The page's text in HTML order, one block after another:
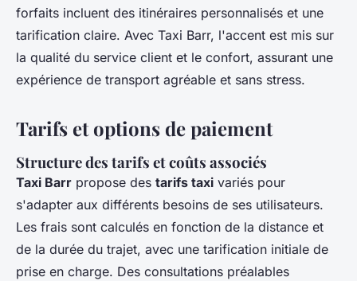
forfaits incluent des itinéraires personnalisés et une
tarification claire. Avec Taxi Barr, l'accent est mis sur
la qualité du service client et le confort, assurant une
expérience de transport agréable et sans stress.
Tarifs et options de paiement
Structure des tarifs et coûts associés
Taxi Barr propose des tarifs taxi variés pour
s'adapter aux différents besoins de ses utilisateurs.
Les frais sont calculés en fonction de la distance et
de la durée du trajet, avec une tarification initiale de
prise en charge. Des consultations préalables